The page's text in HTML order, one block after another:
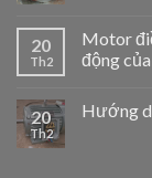
20
Th2
Motor
động
20
Th2
Hướng